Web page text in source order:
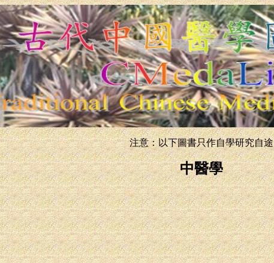
注意：以下圖書只作自學研究自途
中醫學